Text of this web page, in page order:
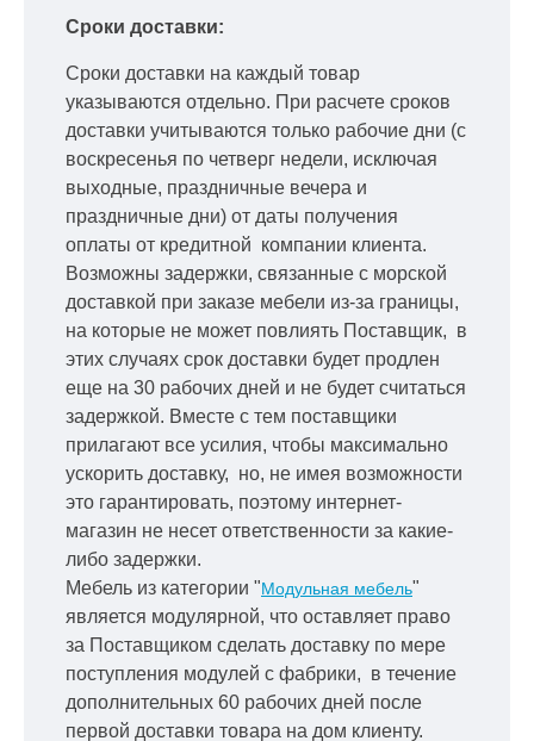
Сроки доставки:
Сроки доставки на каждый товар
указываются отдельно. При расчете сроков
доставки учитываются только рабочие дни (с
воскресенья по четверг недели, исключая
выходные, праздничные вечера и
праздничные дни) от даты получения
оплаты от кредитной компании клиента.
Возможны задержки, связанные с морской
доставкой при заказе мебели из-за границы,
на которые не может повлиять Поставщик, в
этих случаях срок доставки будет продлен
еще на 30 рабочих дней и не будет считаться
задержкой. Вместе с тем поставщики
прилагают все усилия, чтобы максимально
ускорить доставку, но, не имея возможности
это гарантировать, поэтому интернет-
магазин не несет ответственности за какие-
либо задержки.
Мебель из категории "Модульная мебель"
является модулярной, что оставляет право
за Поставщиком сделать доставку по мере
поступления модулей с фабрики, в течение
дополнительных 60 рабочих дней после
первой доставки товара на дом клиенту.